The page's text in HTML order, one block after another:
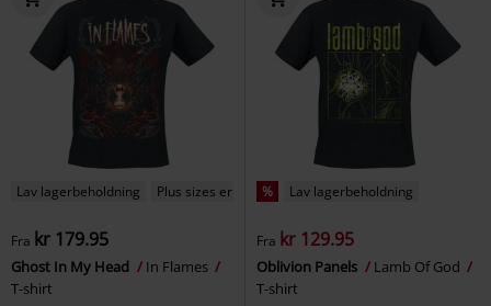
Lav lagerbeholdning Plus sizes er tilgængelige
Fra kr 179.95
Ghost In My Head
In Flames
T-shirt
% Lav lagerbeholdning
Fra kr 129.95
Oblivion Panels
Lamb Of God
T-shirt